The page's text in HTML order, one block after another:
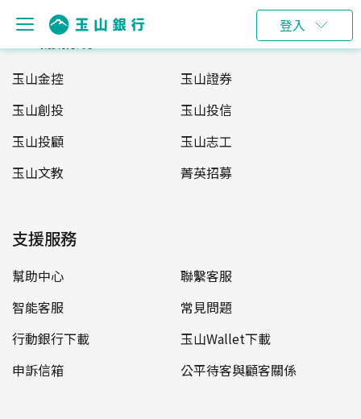
登入
玉山服務網
玉山金控
玉山證券
玉山創投
玉山投信
玉山投顧
玉山志工
玉山文教
菁英招募
支援服務
幫助中心
聯繫客服
智能客服
常見問題
行動銀行下載
玉山Wallet下載
申訴信箱
公平待客與顧客關係